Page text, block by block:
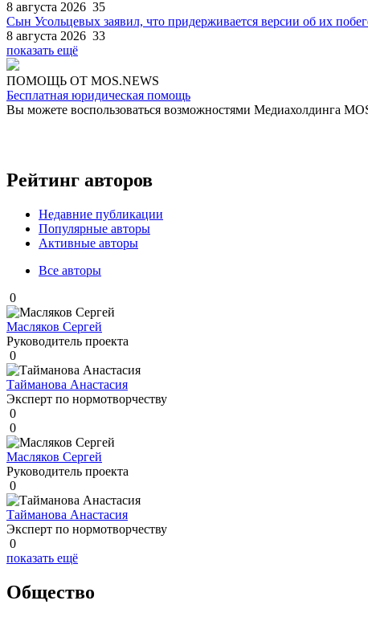
8 августа 2026 35
Сын Усольцевых заявил, что придерживается версии об их
8 августа 2026 33
показать ещё
ПОМОЩЬ ОТ MOS.NEWS
Бесплатная юридическая помощь
Вы можете воспользоваться возможностями Медиахолдинга
Рейтинг авторов
Недавние публикации
Популярные авторы
Активные авторы
Все авторы
0
Масляков Сергей
Руководитель проекта
0
Тайманова Анастасия
Эксперт по нормотворчеству
0
0
Масляков Сергей
Руководитель проекта
0
Тайманова Анастасия
Эксперт по нормотворчеству
0
показать ещё
Общество